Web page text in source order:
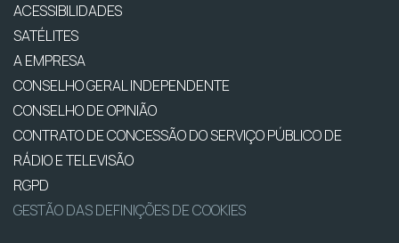
ACESSIBILIDADES
SATÉLITES
A EMPRESA
CONSELHO GERAL INDEPENDENTE
CONSELHO DE OPINIÃO
CONTRATO DE CONCESSÃO DO SERVIÇO PÚBLICO DE
RÁDIO E TELEVISÃO
RGPD
GESTÃO DAS DEFINIÇÕES DE COOKIES